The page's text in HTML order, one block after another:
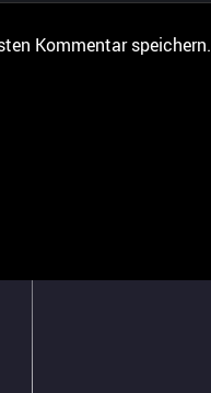
Kommentar speichern.